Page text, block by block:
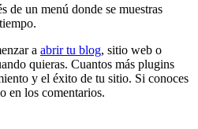
de un menú donde se muestras
a abrir tu blog, sitio web o
quieras. Cuantos más plugins
y el éxito de tu sitio. Si conoces
en los comentarios.